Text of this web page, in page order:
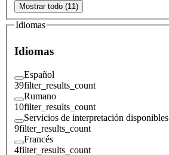
Mostrar todo (11)
Idiomas
Idiomas
Español
39filter_results_count
Rumano
10filter_results_count
Servicios de interpretación disponibles
9filter_results_count
Francés
4filter_results_count